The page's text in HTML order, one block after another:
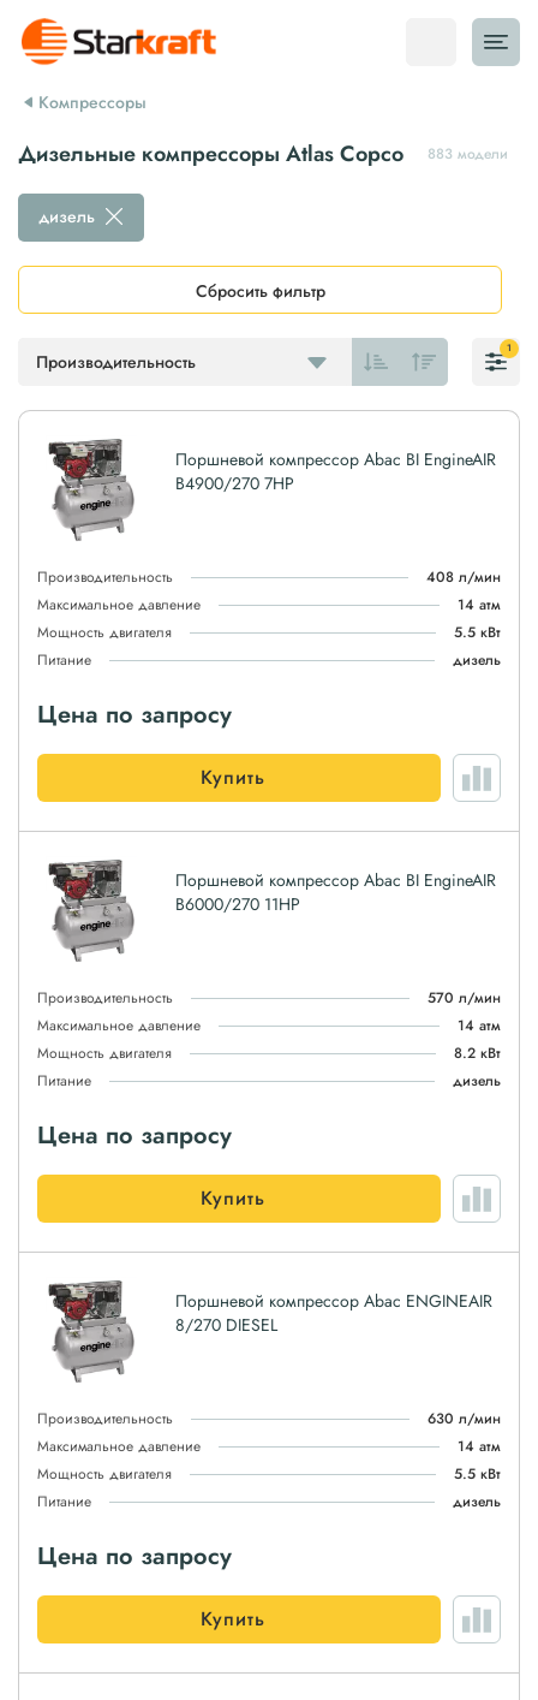
Компрессоры
Дизельные компрессоры Atlas Copco 883 модели
Производительность
дизель
Сбросить фильтр
1
Поршневой компрессор Abac BI EngineAIR
B4900/270 7HP
Производительность
408 л/мин
Максимальное давление
14 атм
Мощность двигателя
5.5 кВт
Питание
дизель
Цена по запросу
Купить
Поршневой компрессор Abac BI EngineAIR
B6000/270 11HP
Производительность
570 л/мин
Максимальное давление
14 атм
Мощность двигателя
8.2 кВт
Питание
дизель
Цена по запросу
Купить
Поршневой компрессор Abac ENGINEAIR
8/270 DIESEL
Производительность
630 л/мин
Максимальное давление
14 атм
Мощность двигателя
5.5 кВт
Питание
дизель
Цена по запросу
Купить